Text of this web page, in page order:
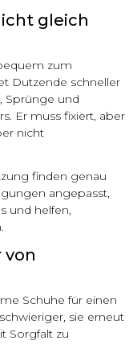
gleich
zum
Dutzende schneller
Sprünge und
Er muss fixiert, aber
nicht
finden genau
angepasst,
und helfen,
von
Schuhe für einen
sie erneut
Sorgfalt zu